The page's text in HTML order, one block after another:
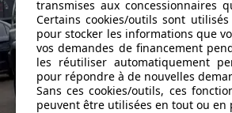
transmises aux concessionnaires
Certains cookies/outils sont
pour stocker les informations que
vos demandes de financement
les réutiliser automatiquement
pour répondre à de nouvelles
Sans ces cookies/outils, ces
peuvent être utilisées en tout ou en